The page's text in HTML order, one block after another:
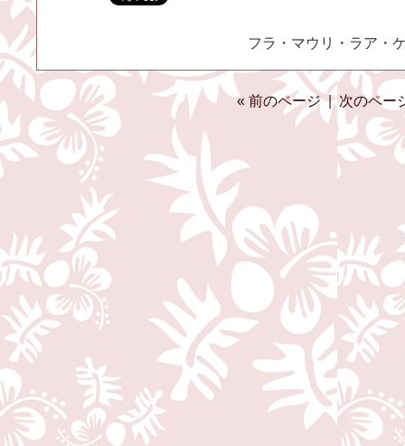
フラ・マウリ・ラア・
« 前のページ|次のペー